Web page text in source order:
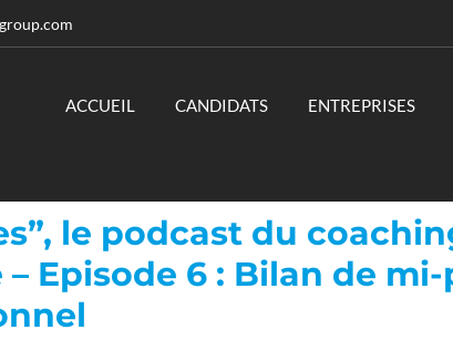
ACCUEIL CANDIDATS ENTREPRISES
le podcast du
Episode 6 : Bilan de